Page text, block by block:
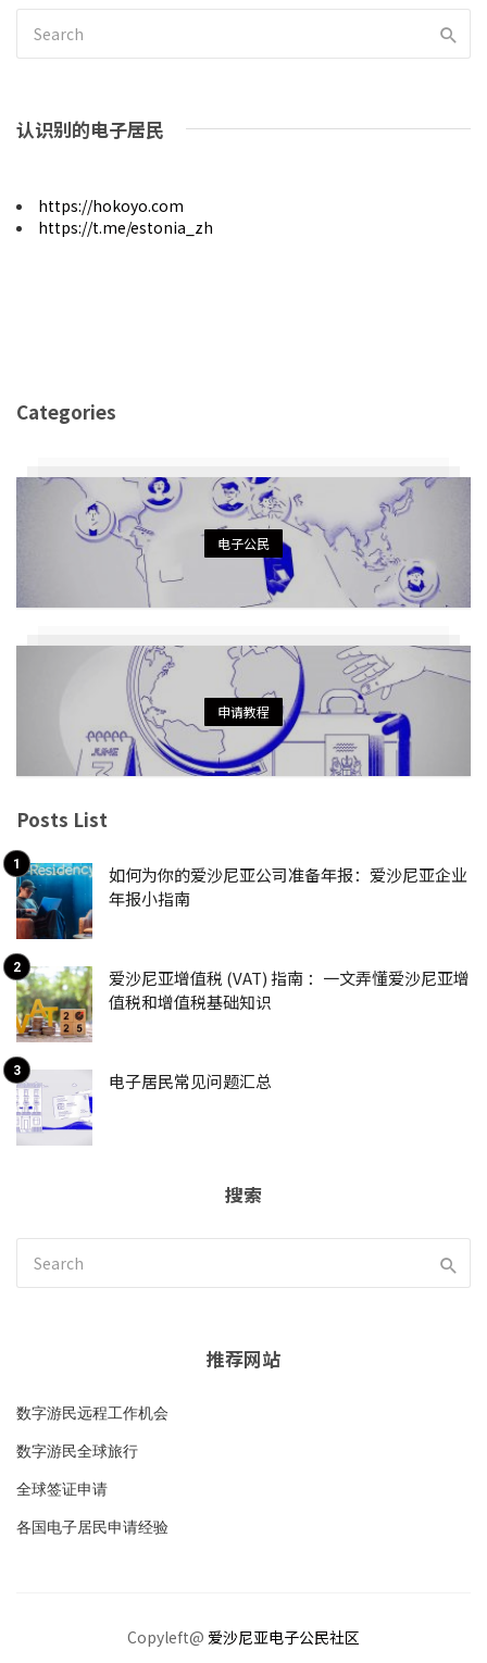
认识别的电子居民
https://hokoyo.com
https://t.me/estonia_zh
Categories
电子公民
申请教程
Posts List
如何为你的爱沙尼亚公司准备年报：爱沙尼亚企业
年报小指南
爱沙尼亚增值税 (VAT) 指南 ：一文弄懂爱沙尼亚增
值税和增值税基础知识
电子居民常见问题汇总
搜索
推荐网站
数字游民远程工作机会
数字游民全球旅行
全球签证申请
各国电子居民申请经验
Copyleft@ 爱沙尼亚电子公民社区